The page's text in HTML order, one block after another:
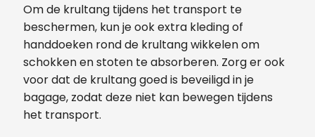
Om de krultang tijdens het transport te
beschermen, kun je ook extra kleding of
handdoeken rond de krultang wikkelen om
schokken en stoten te absorberen. Zorg er ook
voor dat de krultang goed is beveiligd in je
bagage, zodat deze niet kan bewegen tijdens
het transport.